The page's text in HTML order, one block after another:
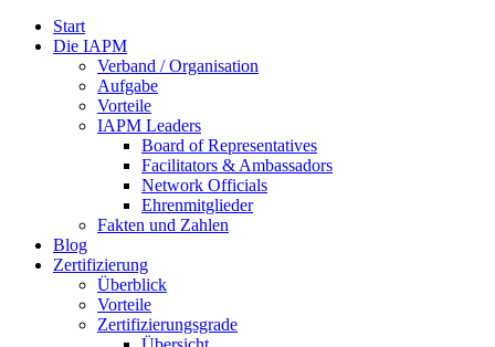
Start
Die IAPM
Verband / Organisation
Aufgabe
Vorteile
IAPM Leaders
Board of Representatives
Facilitators & Ambassadors
Network Officials
Ehrenmitglieder
Fakten und Zahlen
Blog
Zertifizierung
Überblick
Vorteile
Zertifizierungsgrade